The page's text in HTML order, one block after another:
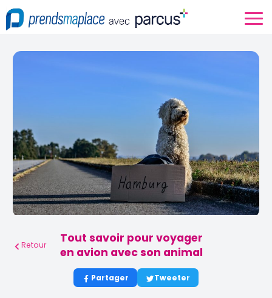
Retour
Tout savoir pour voyager
en avion avec son animal
Partager Tweeter